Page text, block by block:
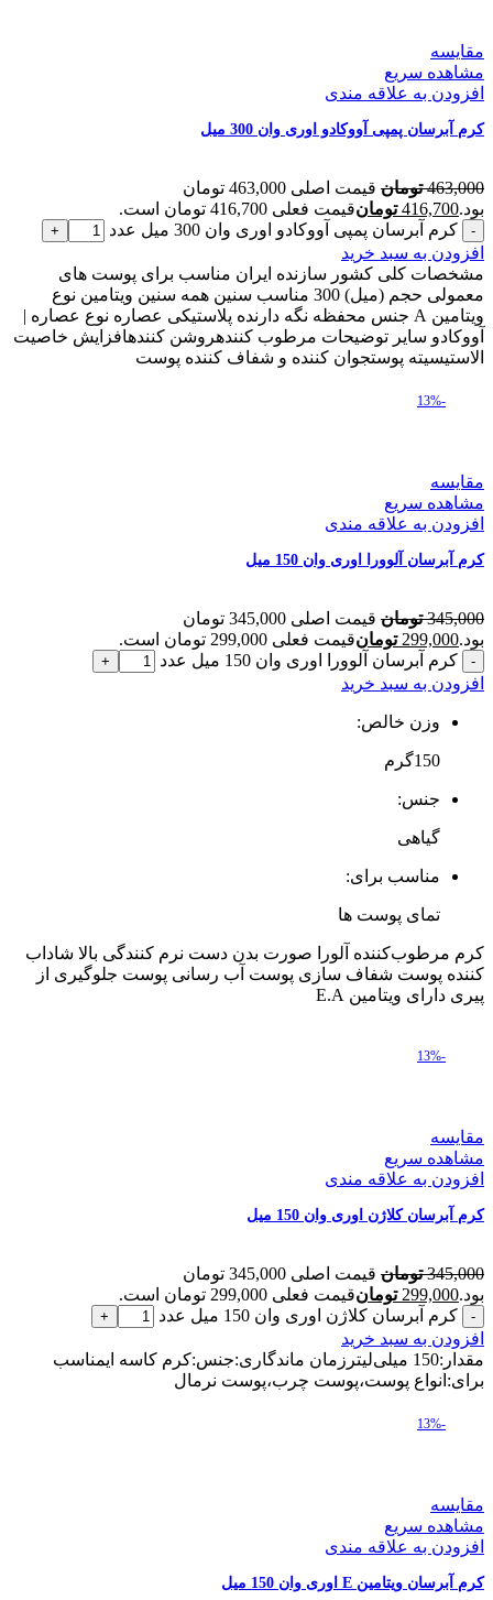
مقایسه
مشاهده سریع
افزودن به علاقه مندی
کرم آبرسان پمپی آووکادو اوری وان 300 میل
463,000 تومان
قیمت اصلی 463,000 تومان
بود.416,700 تومانقیمت فعلی 416,700 تومان است.
کرم آبرسان پمپی آووکادو اوری وان 300 میل عدد
افزودن به سبد خرید
مشخصات کلی کشور سازنده ایران مناسب برای پوست های
معمولی حجم (میل) 300 مناسب سنین همه سنین ویتامین نوع
ویتامین A جنس محفظه نگه دارنده پلاستیکی عصاره نوع عصاره |
آووکادو سایر توضیحات مرطوب کنندهروشن کنندهافزایش خاصیت
الاستیسیته پوستجوان کننده و شفاف کننده پوست
-13%
مقایسه
مشاهده سریع
افزودن به علاقه مندی
کرم آبرسان آلوورا اوری وان 150 میل
345,000 تومان
قیمت اصلی 345,000 تومان
بود.299,000 تومانقیمت فعلی 299,000 تومان است.
کرم آبرسان آلوورا اوری وان 150 میل عدد
افزودن به سبد خرید
وزن خالص:
150گرم
جنس:
گیاهی
مناسب برای:
تمای پوست ها
کرم مرطوب‌کننده آلورا صورت بدن دست نرم کنندگی بالا شاداب
کننده پوست شفاف سازی پوست آب رسانی پوست جلوگیری از
پیری دارای ویتامین E.A
-13%
مقایسه
مشاهده سریع
افزودن به علاقه مندی
کرم آبرسان کلاژن اوری وان 150 میل
345,000 تومان
قیمت اصلی 345,000 تومان
بود.299,000 تومانقیمت فعلی 299,000 تومان است.
کرم آبرسان کلاژن اوری وان 150 میل عدد
افزودن به سبد خرید
مقدار:150 میلی‌لیترزمان ماندگاری:جنس:کرم کاسه ایمناسب
برای:انواع پوست،پوست چرب،پوست نرمال
-13%
مقایسه
مشاهده سریع
افزودن به علاقه مندی
کرم آبرسان ویتامین E اوری وان 150 میل